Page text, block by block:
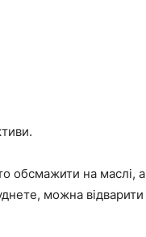
обсмажити на маслі, а
можна відварити